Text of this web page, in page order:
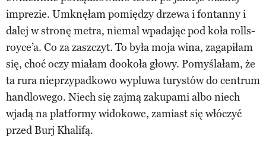
imprezie. Umknęłam pomiędzy drzewa i fontanny i
dalej w stronę metra, niemal wpadając pod koła rolls-
royce’a. Co za zaszczyt. To była moja wina, zagapiłam
się, choć oczy miałam dookoła głowy. Pomyślałam, że
ta rura nieprzypadkowo wypluwa turystów do centrum
handlowego. Niech się zajmą zakupami albo niech
wjadą na platformy widokowe, zamiast się włóczyć
przed Burj Khalifą.